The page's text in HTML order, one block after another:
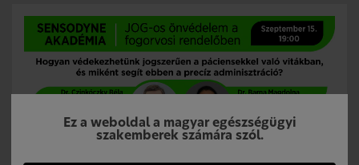
Ez a weboldal a magyar egészségügyi
szakemberek számára szól.